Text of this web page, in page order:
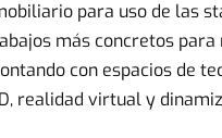
para uso de las
más concretos
con espacios de
realidad virtual y